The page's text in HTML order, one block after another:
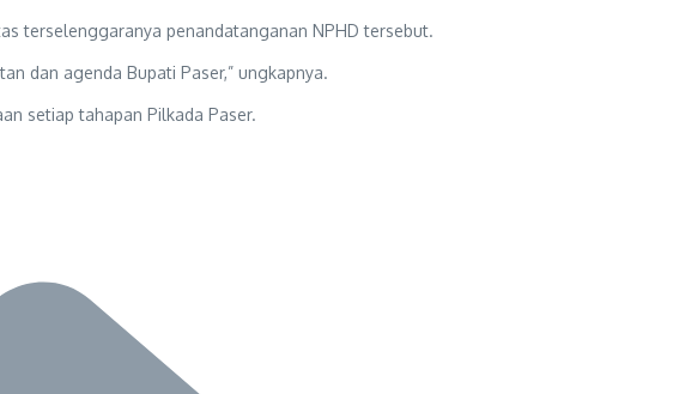
terselenggaranya penandatanganan NPHD tersebut.
dan agenda Bupati Paser,” ungkapnya.
setiap tahapan Pilkada Paser.